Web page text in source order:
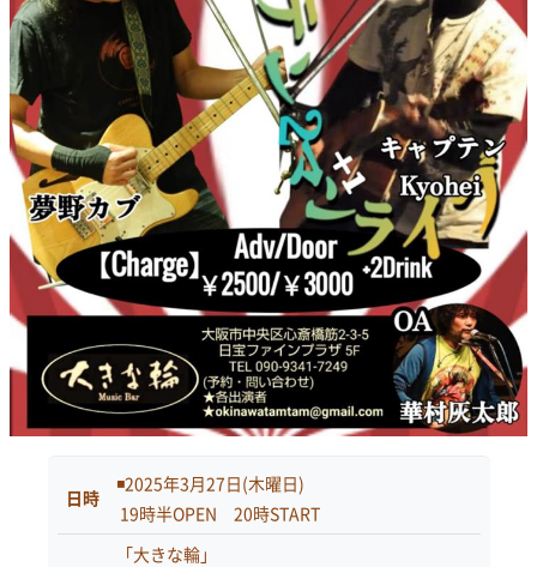
日時
◾️2025年3月27日(木曜日)
19時半OPEN 20時START
「大きな輪」